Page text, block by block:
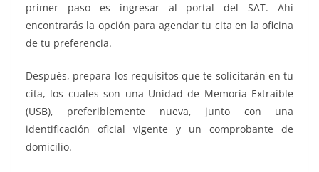
primer paso es ingresar al portal del SAT. Ahí
encontrarás la opción para agendar tu cita en la oficina
de tu preferencia.
Después, prepara los requisitos que te solicitarán en tu
cita, los cuales son una Unidad de Memoria Extraíble
(USB), preferiblemente nueva, junto con una
identificación oficial vigente y un comprobante de
domicilio.